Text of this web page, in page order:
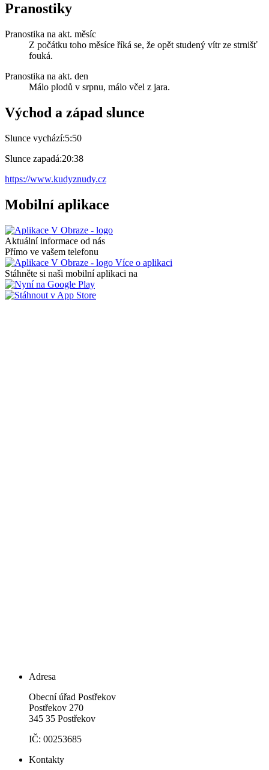
Pranostiky
Pranostika na akt. měsíc
Z počátku toho měsíce říká se, že opět studený vítr ze strnišť
fouká.
Pranostika na akt. den
Málo plodů v srpnu, málo včel z jara.
Východ a západ slunce
Slunce vychází:5:50
Slunce zapadá:20:38
https://www.kudyznudy.cz
Mobilní aplikace
Aktuální informace od nás
Přímo ve vašem telefonu
Více o aplikaci
Stáhněte si naši mobilní aplikaci na
Adresa
Obecní úřad Postřekov
Postřekov 270
345 35 Postřekov
IČ: 00253685
Kontakty